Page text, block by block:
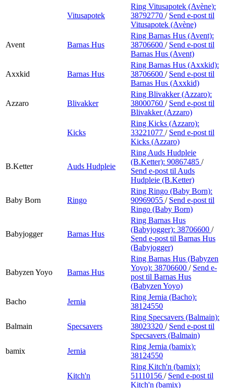
Vitusapotek
Ring Vitusapotek (Avène):
38792770 / Send e-post til
Vitusapotek (Avène)
Avent Barnas Hus
Ring Barnas Hus (Avent):
38706600 / Send e-post til
Barnas Hus (Avent)
Axxkid Barnas Hus
Ring Barnas Hus (Axxkid):
38706600 / Send e-post til
Barnas Hus (Axxkid)
Azzaro Blivakker
Ring Blivakker (Azzaro):
38000760 / Send e-post til
Blivakker (Azzaro)
Kicks
Ring Kicks (Azzaro):
33221077 / Send e-post til
Kicks (Azzaro)
B.Ketter Auds Hudpleie
Ring Auds Hudpleie
(B.Ketter): 90867485 /
Send e-post til Auds
Hudpleie (B.Ketter)
Baby Born Ringo
Ring Ringo (Baby Born):
90969055 / Send e-post til
Ringo (Baby Born)
Babyjogger Barnas Hus
Ring Barnas Hus
(Babyjogger): 38706600 /
Send e-post til Barnas Hus
(Babyjogger)
Babyzen Yoyo Barnas Hus
Ring Barnas Hus (Babyzen
Yoyo): 38706600 / Send e-
post til Barnas Hus
(Babyzen Yoyo)
Bacho
Jernia
Ring Jernia (Bacho):
38124550
Balmain Specsavers
Ring Specsavers (Balmain):
38023320 / Send e-post til
Specsavers (Balmain)
bamix
Jernia
Ring Jernia (bamix):
38124550
Kitch'n
Ring Kitch'n (bamix):
51110156 / Send e-post til
Kitch'n (bamix)